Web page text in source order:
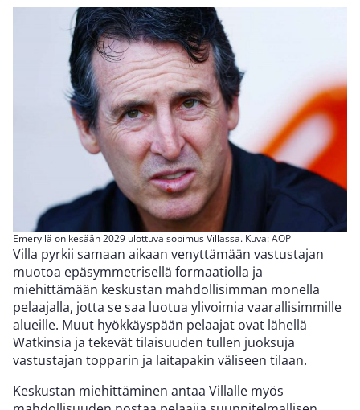
Emeryllä on kesään 2029 ulottuva sopimus Villassa. Kuva: AOP
Villa pyrkii samaan aikaan venyttämään vastustajan
muotoa epäsymmetrisellä formaatiolla ja
miehittämään keskustan mahdollisimman monella
pelaajalla, jotta se saa luotua ylivoimia vaarallisimmille
alueille. Muut hyökkäyspään pelaajat ovat lähellä
Watkinsia ja tekevät tilaisuuden tullen juoksuja
vastustajan topparin ja laitapakin väliseen tilaan.
Keskustan miehittäminen antaa Villalle myös